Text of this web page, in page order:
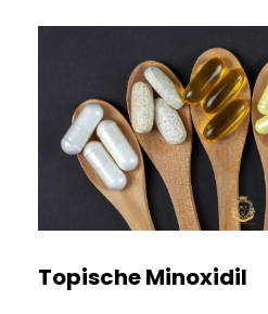
Topische Minoxidil